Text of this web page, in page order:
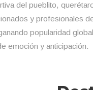
del pueblito,
y profesionales
popularidad
emoción y anticipación.